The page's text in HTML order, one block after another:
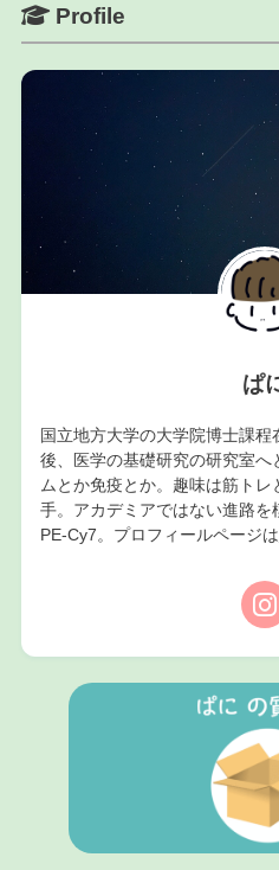
Profile
ぱ
国立地方大学の大学院博士課
後、医学の基礎研究の研究室へ
ムとか免疫とか。趣味は筋ト
手。アカデミアではない進路
PE-Cy7。プロフィールページは